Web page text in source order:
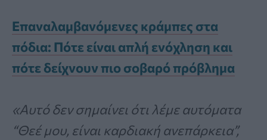
Επαναλαμβανόμενες κράμπες στα
πόδια: Πότε είναι απλή ενόχληση και
πότε δείχνουν πιο σοβαρό πρόβλημα
«Αυτό δεν σημαίνει ότι λέμε αυτόματα
“Θεέ μου, είναι καρδιακή ανεπάρκεια”,